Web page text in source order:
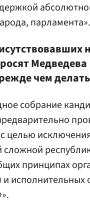
парламента».
Медведева
чем
собрание
целью
принципах
исполнительных